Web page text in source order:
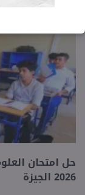
حل امتحان
2026 الجيزة